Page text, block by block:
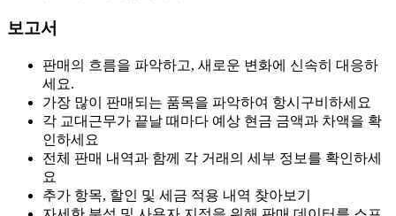
보고서
판매의 흐름을 파악하고, 새로운 변화에 신속히 대응하
세요.
가장 많이 판매되는 품목을 파악하여 항시구비하세요
각 교대근무가 끝날 때마다 예상 현금 금액과 차액을 확
인하세요
전체 판매 내역과 함께 각 거래의 세부 정보를 확인하세
요
추가 항목, 할인 및 세금 적용 내역 찾아보기